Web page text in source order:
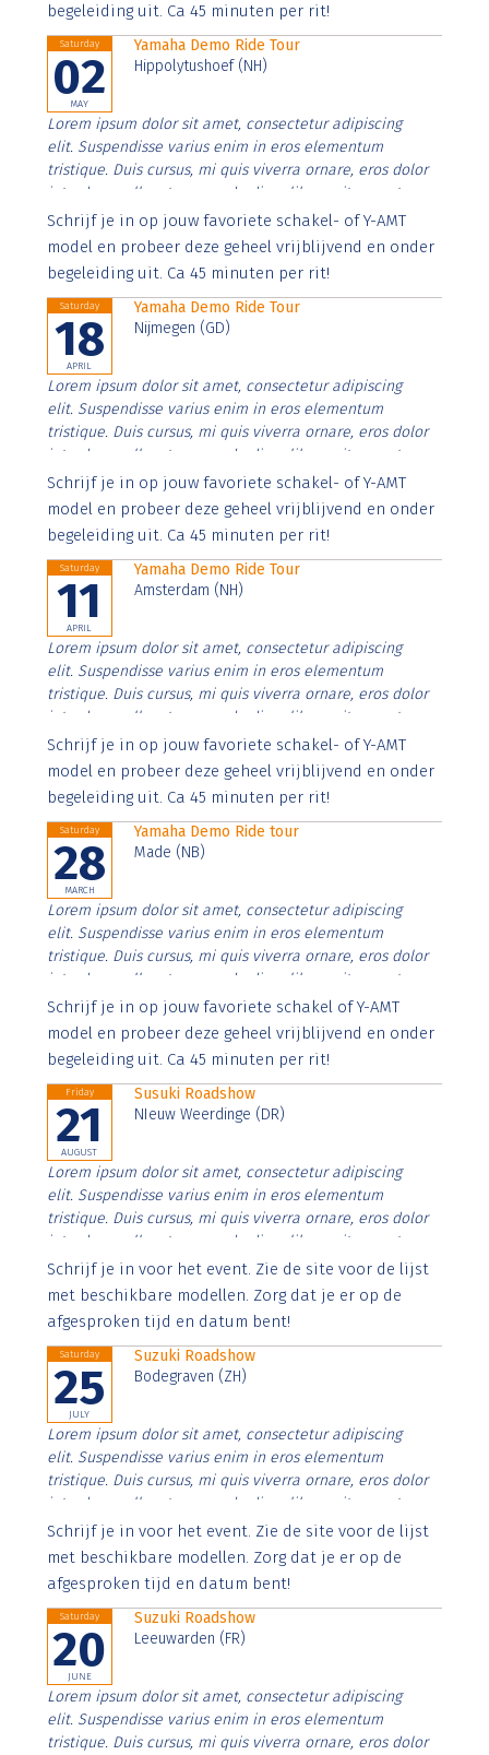
begeleiding uit. Ca 45 minuten per rit!
Saturday
02
MAY
Yamaha Demo Ride Tour
Hippolytushoef (NH)
Lorem ipsum dolor sit amet, consectetur adipiscing
elit. Suspendisse varius enim in eros elementum
tristique. Duis cursus, mi quis viverra ornare, eros dolor
interdum nulla, ut commodo diam libero vitae erat.
Aenean faucibus nibh et justo cursus id rutrum lorem
imperdiet. Nunc ut sem vitae risus tristique posuere.
Schrijf je in op jouw favoriete schakel- of Y-AMT
model en probeer deze geheel vrijblijvend en onder
begeleiding uit. Ca 45 minuten per rit!
Saturday
18
APRIL
Yamaha Demo Ride Tour
Nijmegen (GD)
Lorem ipsum dolor sit amet, consectetur adipiscing
elit. Suspendisse varius enim in eros elementum
tristique. Duis cursus, mi quis viverra ornare, eros dolor
interdum nulla, ut commodo diam libero vitae erat.
Aenean faucibus nibh et justo cursus id rutrum lorem
imperdiet. Nunc ut sem vitae risus tristique posuere.
Schrijf je in op jouw favoriete schakel- of Y-AMT
model en probeer deze geheel vrijblijvend en onder
begeleiding uit. Ca 45 minuten per rit!
Saturday
11
APRIL
Yamaha Demo Ride Tour
Amsterdam (NH)
Lorem ipsum dolor sit amet, consectetur adipiscing
elit. Suspendisse varius enim in eros elementum
tristique. Duis cursus, mi quis viverra ornare, eros dolor
interdum nulla, ut commodo diam libero vitae erat.
Aenean faucibus nibh et justo cursus id rutrum lorem
imperdiet. Nunc ut sem vitae risus tristique posuere.
Schrijf je in op jouw favoriete schakel- of Y-AMT
model en probeer deze geheel vrijblijvend en onder
begeleiding uit. Ca 45 minuten per rit!
Saturday
28
MARCH
Yamaha Demo Ride tour
Made (NB)
Lorem ipsum dolor sit amet, consectetur adipiscing
elit. Suspendisse varius enim in eros elementum
tristique. Duis cursus, mi quis viverra ornare, eros dolor
interdum nulla, ut commodo diam libero vitae erat.
Aenean faucibus nibh et justo cursus id rutrum lorem
imperdiet. Nunc ut sem vitae risus tristique posuere.
Schrijf je in op jouw favoriete schakel of Y-AMT
model en probeer deze geheel vrijblijvend en onder
begeleiding uit. Ca 45 minuten per rit!
Friday
21
AUGUST
Susuki Roadshow
NIeuw Weerdinge (DR)
Lorem ipsum dolor sit amet, consectetur adipiscing
elit. Suspendisse varius enim in eros elementum
tristique. Duis cursus, mi quis viverra ornare, eros dolor
interdum nulla, ut commodo diam libero vitae erat.
Aenean faucibus nibh et justo cursus id rutrum lorem
imperdiet. Nunc ut sem vitae risus tristique posuere.
Schrijf je in voor het event. Zie de site voor de lijst
met beschikbare modellen. Zorg dat je er op de
afgesproken tijd en datum bent!
Saturday
25
JULY
Suzuki Roadshow
Bodegraven (ZH)
Lorem ipsum dolor sit amet, consectetur adipiscing
elit. Suspendisse varius enim in eros elementum
tristique. Duis cursus, mi quis viverra ornare, eros dolor
interdum nulla, ut commodo diam libero vitae erat.
Aenean faucibus nibh et justo cursus id rutrum lorem
imperdiet. Nunc ut sem vitae risus tristique posuere.
Schrijf je in voor het event. Zie de site voor de lijst
met beschikbare modellen. Zorg dat je er op de
afgesproken tijd en datum bent!
Saturday
20
JUNE
Suzuki Roadshow
Leeuwarden (FR)
Lorem ipsum dolor sit amet, consectetur adipiscing
elit. Suspendisse varius enim in eros elementum
tristique. Duis cursus, mi quis viverra ornare, eros dolor